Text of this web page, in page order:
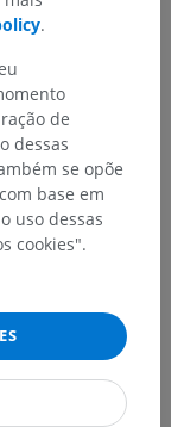
tradução ou
.
de
dessas
se opõe
base em
uso dessas
cookies".